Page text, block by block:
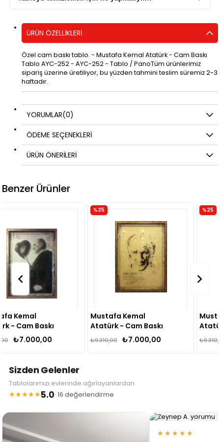
ÜRÜN ÖZELLIKLERI
Özel cam baskı tablo. - Mustafa Kemal Atatürk - Cam Baskı
Tablo AYC-252 - AYC-252 - Tablo / PanoTüm ürünlerimiz
sipariş üzerine üretiliyor, bu yüzden tahmini teslim süremiz 2-3
haftadır.
YORUMLAR(0)
ÖDEME SEÇENEKLERI
ÜRÜN ÖNERILERI
Benzer Ürünler
Mustafa Kemal
Atatürk - Cam Baskı
Tablo AYC-136₺7.000,00
₺9.310,00
Mustafa Kemal
Atatürk - Cam Baskı
Tablo AYC-203₺7.000,00
₺9.310,00
Sizden Gelenler
Tablolarımızı evlerinde ağırlayanlardan
★★★★★5.0· 16 değerlendirme
★★★★★